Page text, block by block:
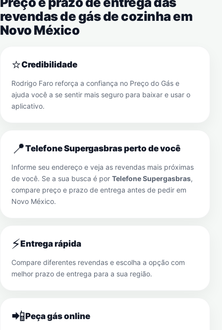
revendas de gás de cozinha em
Novo México
⭐Credibilidade
Rodrigo Faro reforça a confiança no Preço do Gás e
ajuda você a se sentir mais seguro para baixar e usar o
aplicativo.
📍Telefone Supergasbras perto de você
Informe seu endereço e veja as revendas mais próximas
de você. Se a sua busca é por Telefone Supergasbras,
compare preço e prazo de entrega antes de pedir em
Novo México.
⚡Entrega rápida
Compare diferentes revendas e escolha a opção com
melhor prazo de entrega para a sua região.
📲Peça gás online